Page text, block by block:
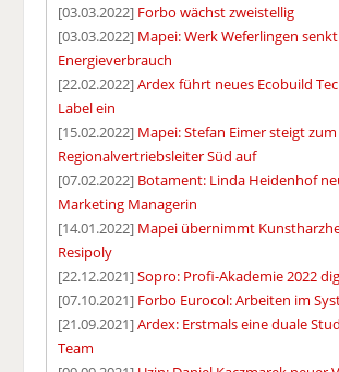
[03.03.2022] Forbo wächst zweistellig
[03.03.2022] Mapei: Werk Weferlingen senkt
Energieverbrauch
[22.02.2022]Ardex führt neues Ecobuild
Label ein
[15.02.2022] Mapei: Stefan Eimer steigt zum
Regionalvertriebsleiter Süd auf
[07.02.2022] Botament: Linda Heidenhof
Marketing Managerin
[14.01.2022] Mapei übernimmt
Resipoly
[22.12.2021]Sopro: Profi-Akademie 2022
[07.10.2021] Forbo Eurocol: Arbeiten im
[21.09.2021]Ardex: Erstmals eine duale
Team